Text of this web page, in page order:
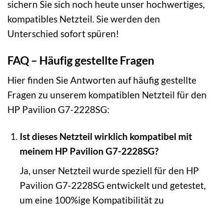
sichern Sie sich noch heute unser hochwertiges,
kompatibles Netzteil. Sie werden den
Unterschied sofort spüren!
FAQ – Häufig gestellte Fragen
Hier finden Sie Antworten auf häufig gestellte
Fragen zu unserem kompatiblen Netzteil für den
HP Pavilion G7-2228SG:
Ist dieses Netzteil wirklich kompatibel mit
meinem HP Pavilion G7-2228SG?
Ja, unser Netzteil wurde speziell für den HP
Pavilion G7-2228SG entwickelt und getestet,
um eine 100%ige Kompatibilität zu